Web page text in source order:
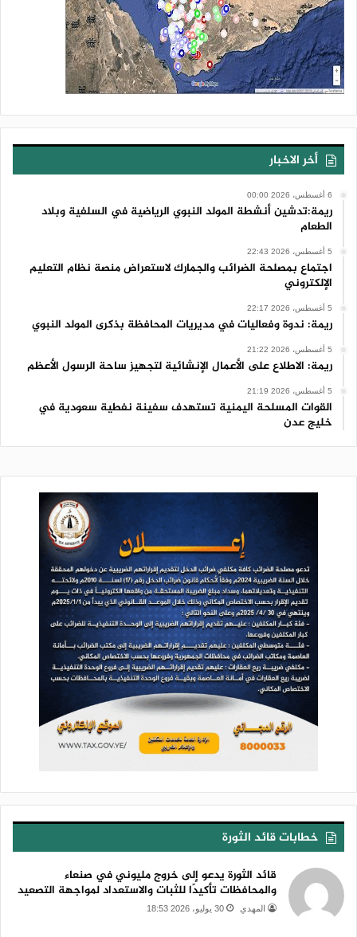
أخر الاخبار
6 أغسطس، 2026 00:00
ريمة:تدشين أنشطة المولد النبوي الرياضية في السلفية وبلاد
الطعام
5 أغسطس، 2026 22:43
اجتماع بمصلحة الضرائب والجمارك لاستعراض منصة نظام التعليم
الإلكتروني
5 أغسطس، 2026 22:17
ريمة: ندوة وفعاليات في مديريات المحافظة بذكرى المولد النبوي
5 أغسطس، 2026 21:22
ريمة: الاطلاع على الأعمال الإنشائية لتجهيز ساحة الرسول الأعظم
5 أغسطس، 2026 21:19
القوات المسلحة اليمنية تستهدف سفينة نفطية سعودية في
خليج عدن
خطابات قائد الثورة
قائد الثورة يدعو إلى خروج مليوني في صنعاء
والمحافظات تأكيدًا للثبات والاستعداد لمواجهة التصعيد
المهدي 30 يوليو، 2026 18:53